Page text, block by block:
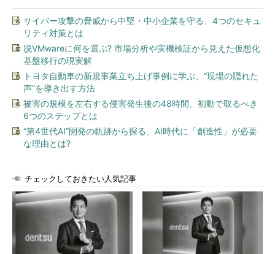
サイバー攻撃の脅威から中堅・中小企業を守る、4つのセキュ
リティ対策とは
脱VMwareに何を選ぶ? 市場分析や実機検証から見えた仮想化
基盤移行の現実解
トヨタ自動車の新規事業立ち上げ事例に学ぶ、“現場の隠れた
声”を導き出す方法
被害の規模を左右する侵害発生後の48時間、初動で取るべき
6つのステップとは
“第4世代AI”開発の軌跡から探る、AI時代に「創造性」が必要
な理由とは?
チェックしておきたい人気記事